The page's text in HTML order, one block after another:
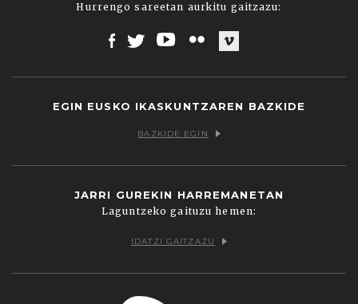
Hurrengo sareetan aurkitu gaitzazu:
EGIN EUSKO IKASKUNTZAREN BAZKIDE
BAZKIDE EGIN
JARRI GUREKIN HARREMANETAN
Laguntzeko gaituzu hemen:
IDATZI GAITZAZU